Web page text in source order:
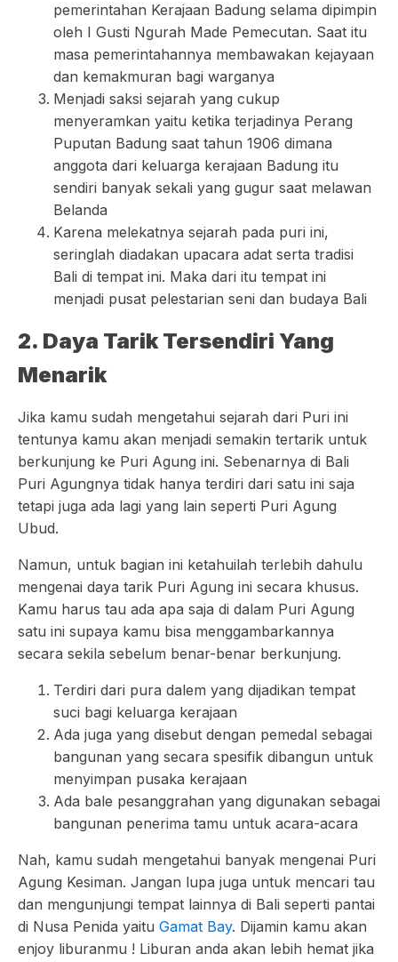
pemerintahan Kerajaan Badung selama dipimpin
oleh I Gusti Ngurah Made Pemecutan. Saat itu
masa pemerintahannya membawakan kejayaan
dan kemakmuran bagi warganya
Menjadi saksi sejarah yang cukup
menyeramkan yaitu ketika terjadinya Perang
Puputan Badung saat tahun 1906 dimana
anggota dari keluarga kerajaan Badung itu
sendiri banyak sekali yang gugur saat melawan
Belanda
Karena melekatnya sejarah pada puri ini,
seringlah diadakan upacara adat serta tradisi
Bali di tempat ini. Maka dari itu tempat ini
menjadi pusat pelestarian seni dan budaya Bali
2. Daya Tarik Tersendiri Yang
Menarik
Jika kamu sudah mengetahui sejarah dari Puri ini
tentunya kamu akan menjadi semakin tertarik untuk
berkunjung ke Puri Agung ini. Sebenarnya di Bali
Puri Agungnya tidak hanya terdiri dari satu ini saja
tetapi juga ada lagi yang lain seperti Puri Agung
Ubud.
Namun, untuk bagian ini ketahuilah terlebih dahulu
mengenai daya tarik Puri Agung ini secara khusus.
Kamu harus tau ada apa saja di dalam Puri Agung
satu ini supaya kamu bisa menggambarkannya
secara sekila sebelum benar-benar berkunjung.
Terdiri dari pura dalem yang dijadikan tempat
suci bagi keluarga kerajaan
Ada juga yang disebut dengan pemedal sebagai
bangunan yang secara spesifik dibangun untuk
menyimpan pusaka kerajaan
Ada bale pesanggrahan yang digunakan sebagai
bangunan penerima tamu untuk acara-acara
Nah, kamu sudah mengetahui banyak mengenai Puri
Agung Kesiman. Jangan lupa juga untuk mencari tau
dan mengunjungi tempat lainnya di Bali seperti pantai
di Nusa Penida yaitu Gamat Bay. Dijamin kamu akan
enjoy liburanmu ! Liburan anda akan lebih hemat jika